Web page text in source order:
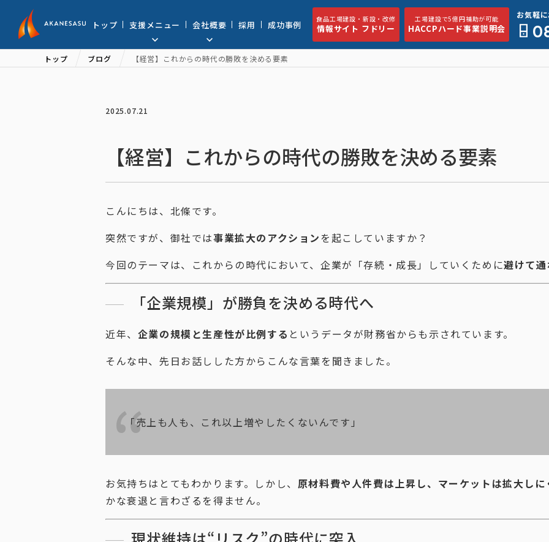
トップ 支援メニュー 会社概要 採用 成功事例 食品工場建設・新設・改修
情報サイト フドリー
工場建設で5億円補助が可能
HACCPハード事業説明会
お気軽
トップ ブログ 【経営】これからの時代の勝敗を決める要素
2025.07.21
【経営】これからの時代の勝敗を決める要素
こんにちは、北條です。
突然ですが、御社では事業拡大のアクションを起こしていますか？
今回のテーマは、これからの時代において、企業が「存続・成長」していくために避けて
「企業規模」が勝負を決める時代へ
近年、 企業の規模と生産性が比例する というデータが財務省からも示されています。
そんな中、先日お話しした方からこんな言葉を聞きました。
「売上も人も、これ以上増やしたくないんです」
お気持ちはとてもわかります。しかし、 原材料費や人件費は上昇し、マーケットは拡大しに
かな衰退と言わざるを得ません。